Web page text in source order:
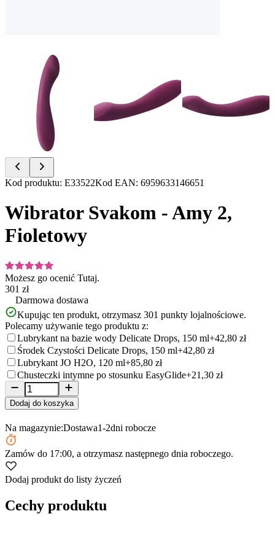
Item
of
7
Kod produktu: E33522Kod EAN: 6959633146651
Wibrator Svakom - Amy 2,
Fioletowy
Możesz go ocenić Tutaj.
301 zł
Darmowa dostawa
Kupując ten produkt, otrzymasz 301 punkty lojalnościowe.
Polecamy używanie tego produktu z:
Lubrykant na bazie wody Delicate Drops, 150 ml+42,80 zł
Środek Czystości Delicate Drops, 150 ml+42,80 zł
Lubrykant JO H2O, 120 ml+85,80 zł
Chusteczki intymne po stosunku EasyGlide+21,30 zł
Dodaj do koszyka
Na magazynie:Dostawa1-2dni robocze
Zamów do 17:00, a otrzymasz następnego dnia roboczego.
Dodaj produkt do listy życzeń
Cechy produktu